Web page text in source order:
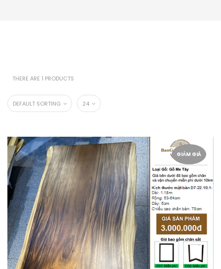
THERE ARE 1 PRODUCTS
DEFAULT SORTING 24
GIẢM GIÁ